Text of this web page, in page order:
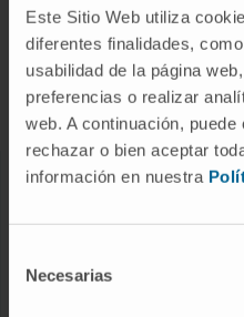
Este Sitio Web utiliza
diferentes finalidades,
usabilidad de la página
preferencias o realizar
web. A continuación,
rechazar o bien aceptar
información en nuestra
Necesarias
Pruebas diagnósticas
Tratamientos
Cuidados en casa
Chequeos y salud
Conozca a los profesionales